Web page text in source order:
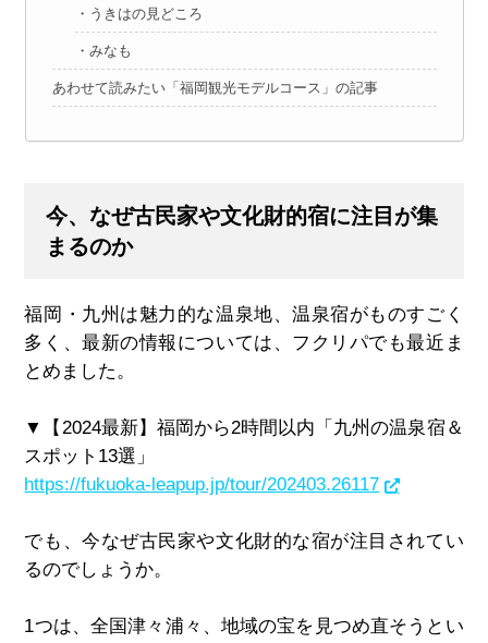
・うきはの見どころ
・みなも
あわせて読みたい「福岡観光モデルコース」の記事
今、なぜ古民家や文化財的宿に注目が集
まるのか
福岡・九州は魅力的な温泉地、温泉宿がものすごく
多く、最新の情報については、フクリパでも最近ま
とめました。
▼【 2024最新】福岡から2時間以内「九州の温泉宿＆
スポット 13選」
https://fukuoka-leapup.jp/tour/202403.26117
でも、今なぜ古民家や文化財的な宿が注目されてい
るのでしょうか。
1つは、全国津々浦々、地域の宝を見つめ直そうとい